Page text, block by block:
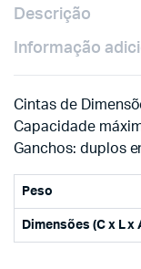
Descrição
Informação
Cintas de
Capacidade
Ganchos: duplos
Peso
Dimensões (C x L x